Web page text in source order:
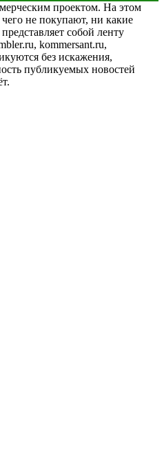
проектом. На этом
не покупают, ни какие
собой ленту
kommersant.ru,
без искажения,
публикуемых новостей